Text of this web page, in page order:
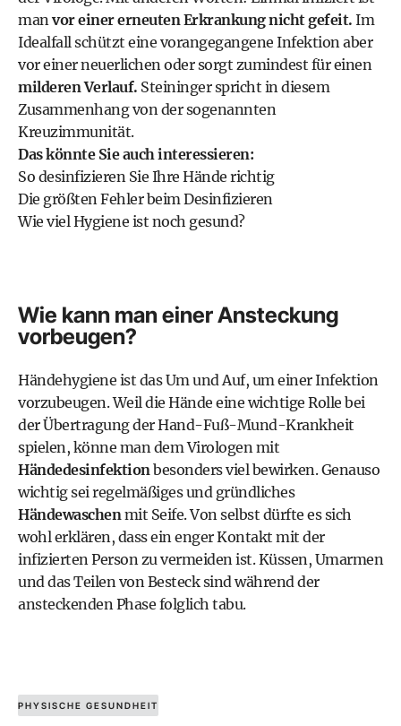
man vor einer erneuten Erkrankung nicht gefeit. Im
Idealfall schützt eine vorangegangene Infektion aber
vor einer neuerlichen oder sorgt zumindest für einen
milderen Verlauf. Steininger spricht in diesem
Zusammenhang von der sogenannten
Kreuzimmunität.
Das könnte Sie auch interessieren:
So desinfizieren Sie Ihre Hände richtig
Die größten Fehler beim Desinfizieren
Wie viel Hygiene ist noch gesund?
Wie kann man einer Ansteckung
vorbeugen?
Händehygiene ist das Um und Auf, um einer Infektion
vorzubeugen. Weil die Hände eine wichtige Rolle bei
der Übertragung der Hand-Fuß-Mund-Krankheit
spielen, könne man dem Virologen mit
Händedesinfektion besonders viel bewirken. Genauso
wichtig sei regelmäßiges und gründliches
Händewaschen mit Seife. Von selbst dürfte es sich
wohl erklären, dass ein enger Kontakt mit der
infizierten Person zu vermeiden ist. Küssen, Umarmen
und das Teilen von Besteck sind während der
ansteckenden Phase folglich tabu.
PHYSISCHE GESUNDHEIT